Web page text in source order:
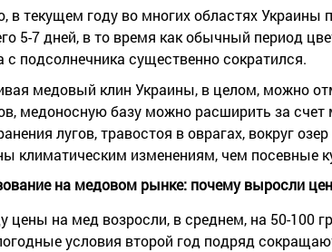
в текущем году во многих областях
5-7 дней, в то время как обычный период
с подсолнечника существенно сократился.
медовый клин Украины, в целом, можно
медоносную базу можно расширить за
лугов, травостоя в оврагах, вокруг
климатическим изменениям, чем посевные
на медовом рынке: почему выросли
цены на мед возросли, в среднем, на 50-100
условия второй год подряд